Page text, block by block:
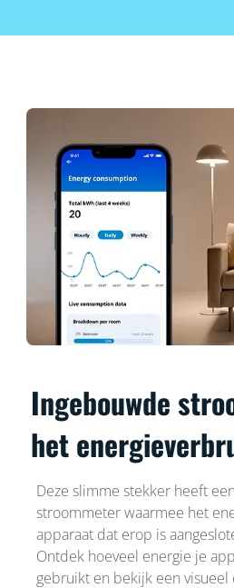
Ingebouwde
het
Deze slimme stekker heeft
stroommeter waarmee het
apparaat dat erop is
Ontdek hoeveel energie je
gebruikt en bekijk een visueel